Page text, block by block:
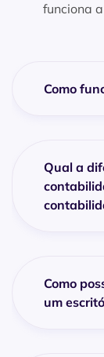
funciona
Como
Qual a
Como
um